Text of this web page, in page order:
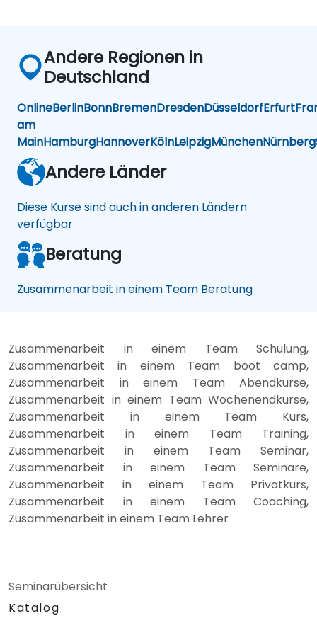
Andere Regionen in
Deutschland
OnlineBerlinBonnBremenDresdenDüsseldorfErfurt
am
MainHamburgHannoverKölnLeipzigMünchenNürnberg
Andere Länder
Diese Kurse sind auch in anderen Ländern
verfügbar
Beratung
Zusammenarbeit in einem Team Beratung
Zusammenarbeit in einem Team Schulung,
Zusammenarbeit in einem Team boot camp,
Zusammenarbeit in einem Team Abendkurse,
Zusammenarbeit in einem Team Wochenendkurse,
Zusammenarbeit in einem Team Kurs,
Zusammenarbeit in einem Team Training,
Zusammenarbeit in einem Team Seminar,
Zusammenarbeit in einem Team Seminare,
Zusammenarbeit in einem Team Privatkurs,
Zusammenarbeit in einem Team Coaching,
Zusammenarbeit in einem Team Lehrer
Seminarübersicht
Katalog